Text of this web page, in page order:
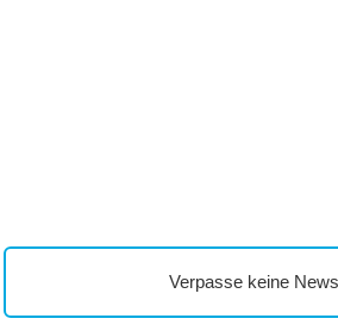
Verpasse keine